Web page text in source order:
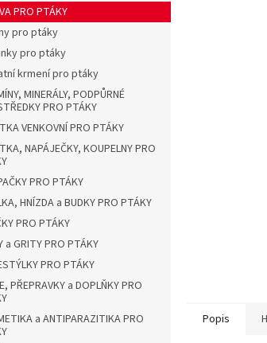
PRO PTÁKY
pro ptáky
pro ptáky
krmení pro ptáky
MINERÁLY, PODPŮRNÉ
PRO PTÁKY
VENKOVNÍ PRO PTÁKY
NAPÁJEČKY, KOUPELNY PRO
PRO PTÁKY
HNÍZDA a BUDKY PRO PTÁKY
PRO PTÁKY
a GRITY PRO PTÁKY
PRO PTÁKY
PŘEPRAVKY a DOPLŇKY PRO
a ANTIPARAZITIKA PRO
Popis